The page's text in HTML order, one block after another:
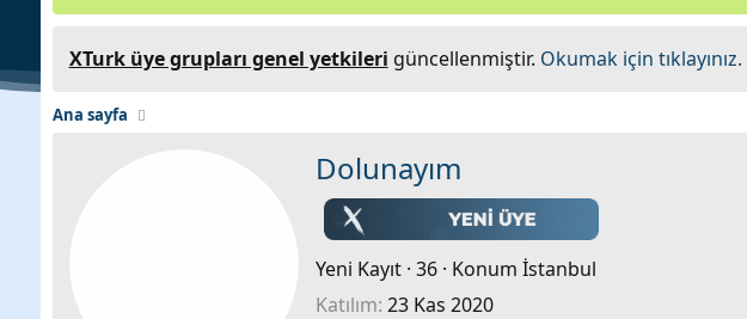
XTurk üye grupları genel yetkileri güncellenmiştir. Okumak için tıklayınız.
Ana sayfa
Dolunayım
Yeni Kayıt · 36 · Konum İstanbul
Katılım 23 Kas 2020